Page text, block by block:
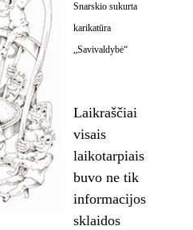
Snarskio sukurta
karikatūra
„Savivaldybė“
Laikraščiai
visais
laikotarpiais
buvo ne tik
informacijos
sklaidos